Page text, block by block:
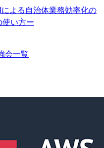
よる自治体業務効率化の
い方ー
会一覧